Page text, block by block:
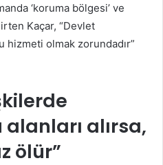
‘koruma bölgesi’ ve
Kaçar, “Devlet
hizmeti olmak zorundadır”
alırsa,
ölür”